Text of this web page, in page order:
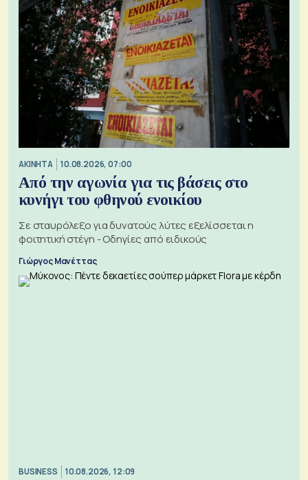
ΑΚΙΝΗΤΑ 10.08.2026, 07:00
Από την αγωνία για τις βάσεις στο
κυνήγι του φθηνού ενοικίου
Σε σταυρόλεξο για δυνατούς λύτες εξελίσσεται η
φοιτητική στέγη - Οδηγίες από ειδικούς
Γιώργος Μανέττας
BUSINESS 10.08.2026, 12:09